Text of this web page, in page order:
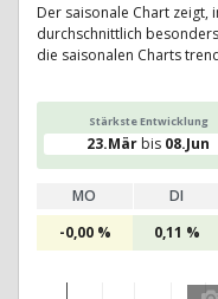
Der saisonale Chart zeigt,
durchschnittlich
die saisonalen Charts
Stärkste Entwicklung
23.Mär bis 08.Jun
MO DI
-0,00 %
0,11 %